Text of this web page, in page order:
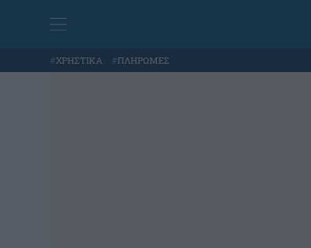
#ΧΡΗΣΤΙΚΑ #ΠΛΗΡΩΜΕΣ